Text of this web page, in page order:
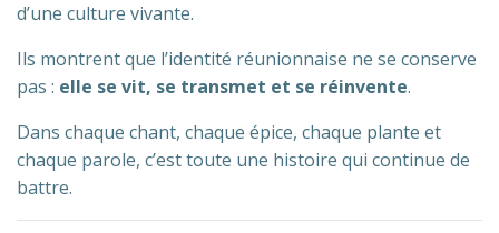
d’une culture vivante.
Ils montrent que l’identité réunionnaise ne se conserve
pas : elle se vit, se transmet et se réinvente.
Dans chaque chant, chaque épice, chaque plante et
chaque parole, c’est toute une histoire qui continue de
battre.